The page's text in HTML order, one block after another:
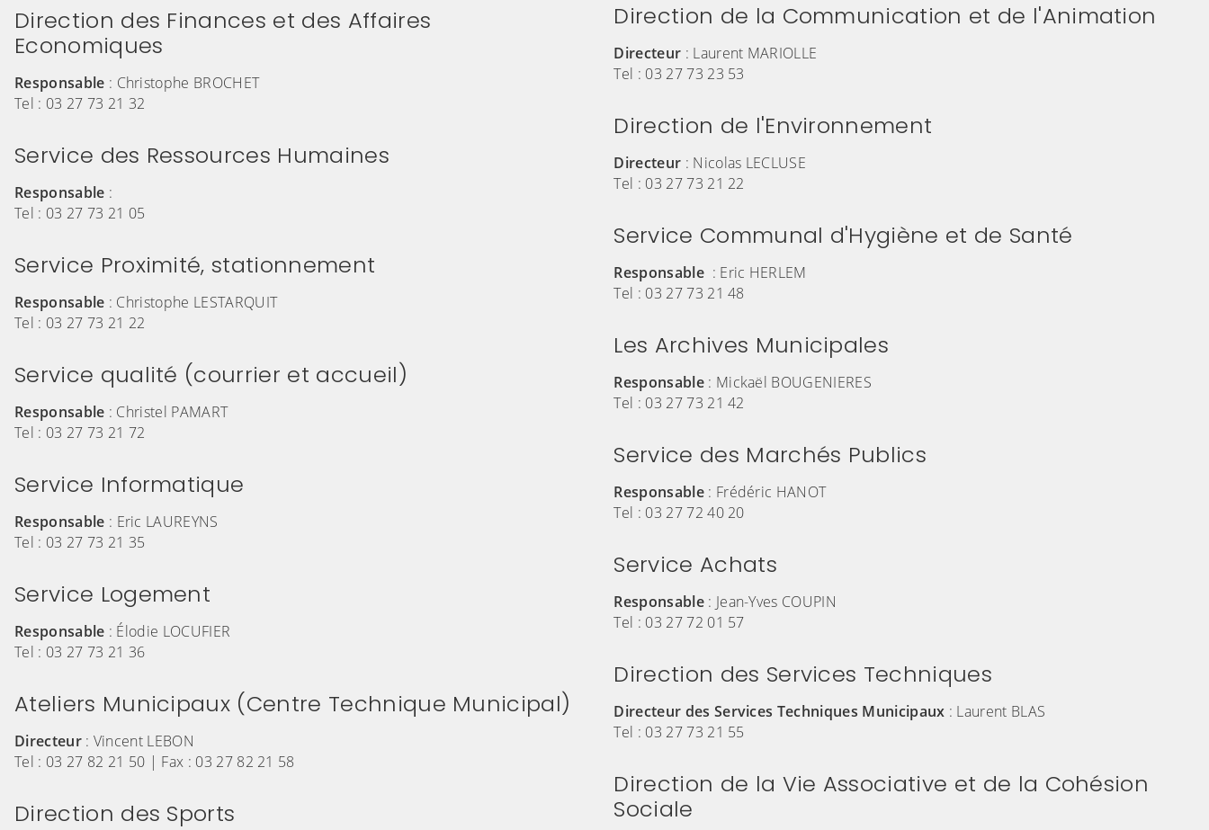
Direction des Finances et des Affaires
Economiques
Responsable : Christophe BROCHET
Tel : 03 27 73 21 32
Service des Ressources Humaines
Responsable :
Tel : 03 27 73 21 05
Service Proximité, stationnement
Responsable : Christophe LESTARQUIT
Tel : 03 27 73 21 22
Service qualité (courrier et accueil)
Responsable : Christel PAMART
Tel : 03 27 73 21 72
Service Informatique
Responsable : Eric LAUREYNS
Tel : 03 27 73 21 35
Service Logement
Responsable : Élodie LOCUFIER
Tel : 03 27 73 21 36
Ateliers Municipaux (Centre Technique Municipal)
Directeur: Vincent LEBON
Tel : 03 27 82 21 50 | Fax : 03 27 82 21 58
Direction des Sports
Direction de la Communication et de l'Animation
Directeur : Laurent MARIOLLE
Tel : 03 27 73 23 53
Direction de l'Environnement
Directeur : Nicolas LECLUSE
Tel : 03 27 73 21 22
Service Communal d'Hygiène et de Santé
Responsable : Eric HERLEM
Tel : 03 27 73 21 48
Les Archives Municipales
Responsable: Mickaël BOUGENIERES
Tel : 03 27 73 21 42
Service des Marchés Publics
Responsable: Frédéric HANOT
Tel : 03 27 72 40 20
Service Achats
Responsable: Jean-Yves COUPIN
Tel : 03 27 72 01 57
Direction des Services Techniques
Directeur des Services Techniques Municipaux : Laurent BLAS
Tel : 03 27 73 21 55
Direction de la Vie Associative et de la Cohésion
Sociale